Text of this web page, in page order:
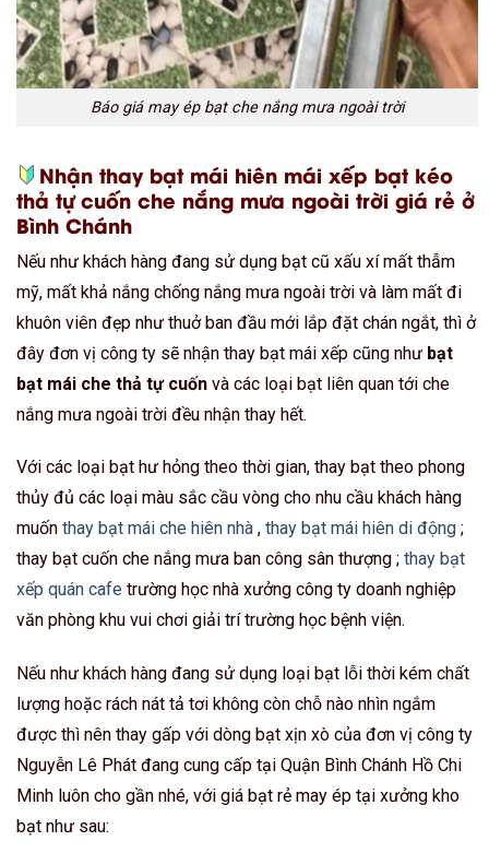
Báo giá may ép bạt che nắng mưa ngoài trời
Nhận thay bạt mái hiên mái xếp bạt kéo
thả tự cuốn che nắng mưa ngoài trời giá rẻ ở
Bình Chánh
Nếu như khách hàng đang sử dụng bạt cũ xấu xí mất thẫm
mỹ, mất khả nắng chống nắng mưa ngoài trời và làm mất đi
khuôn viên đẹp như thuở ban đầu mới lắp đặt chán ngắt, thì ở
đây đơn vị công ty sẽ nhận thay bạt mái xếp cũng như bạt
bạt mái che thả tự cuốn và các loại bạt liên quan tới che
nắng mưa ngoài trời đều nhận thay hết.
Với các loại bạt hư hỏng theo thời gian, thay bạt theo phong
thủy đủ các loại màu sắc cầu vòng cho nhu cầu khách hàng
muốn thay bạt mái che hiên nhà , thay bạt mái hiên di động ;
thay bạt cuốn che nắng mưa ban công sân thượng ; thay bạt
xếp quán cafe trường học nhà xưởng công ty doanh nghiệp
văn phòng khu vui chơi giải trí trường học bệnh viện.
Nếu như khách hàng đang sử dụng loại bạt lỗi thời kém chất
lượng hoặc rách nát tả tơi không còn chỗ nào nhìn ngắm
được thì nên thay gấp với dòng bạt xịn xò của đơn vị công ty
Nguyễn Lê Phát đang cung cấp tại Quận Bình Chánh Hồ Chi
Minh luôn cho gần nhé, với giá bạt rẻ may ép tại xưởng kho
bạt như sau: